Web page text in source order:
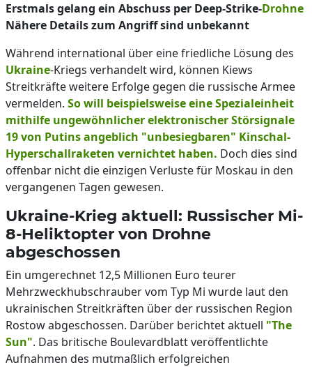
Erstmals gelang ein Abschuss per Deep-Strike-Drohne
Nähere Details zum Angriff sind unbekannt
Während international über eine friedliche Lösung des
Ukraine-Kriegs verhandelt wird, können Kiews
Streitkräfte weitere Erfolge gegen die russische Armee
vermelden. So will beispielsweise eine Spezialeinheit
mithilfe ungewöhnlicher elektronischer Störsignale
19 von Putins angeblich "unbesiegbaren" Kinschal-
Hyperschallraketen vernichtet haben. Doch dies sind
offenbar nicht die einzigen Verluste für Moskau in den
vergangenen Tagen gewesen.
Ukraine-Krieg aktuell: Russischer Mi-
8-Heliktopter von Drohne
abgeschossen
Ein umgerechnet 12,5 Millionen Euro teurer
Mehrzweckhubschrauber vom Typ Mi wurde laut den
ukrainischen Streitkräften über der russischen Region
Rostow abgeschossen. Darüber berichtet aktuell "The
Sun". Das britische Boulevardblatt veröffentlichte
Aufnahmen des mutmaßlich erfolgreichen